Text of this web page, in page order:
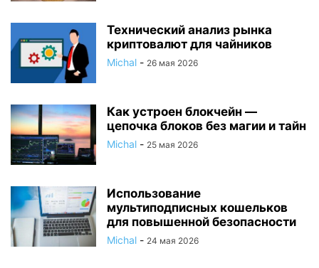
Технический анализ рынка
криптовалют для чайников
Michal - 26 мая 2026
Как устроен блокчейн —
цепочка блоков без магии и тайн
Michal - 25 мая 2026
Использование
мультиподписных кошельков
для повышенной безопасности
Michal - 24 мая 2026